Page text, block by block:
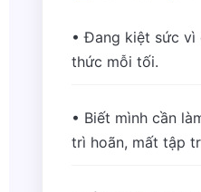
• Đang kiệt sức
thức mỗi tối.
• Biết mình cần
trì hoãn, mất tập